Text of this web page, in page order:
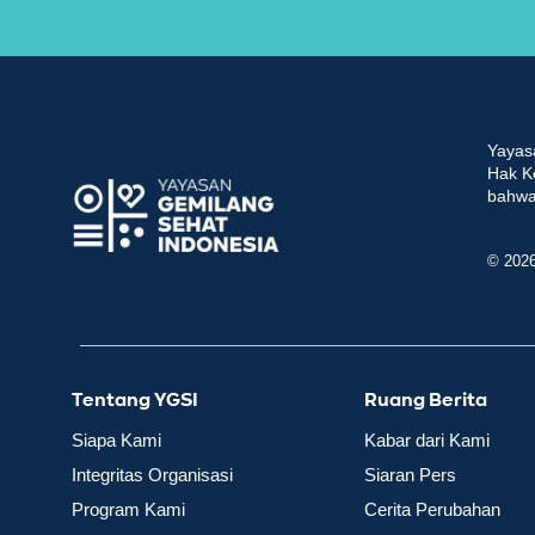
Hak
©
Tentang YGSI
Siapa Kami
Integritas Organisasi
Program Kami
Ruang Berita
Kabar dari Kami
Siaran Pers
Cerita Perubahan